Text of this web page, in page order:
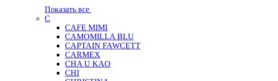
Показать все
C
CAFE MIMI
CAMOMILLA BLU
CAPTAIN FAWCETT
CARMEX
CHA U KAO
CHI